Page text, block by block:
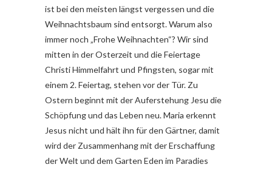
ist bei den meisten längst vergessen und die
Weihnachtsbaum sind entsorgt. Warum also
immer noch „Frohe Weihnachten“? Wir sind
mitten in der Osterzeit und die Feiertage
Christi Himmelfahrt und Pfingsten, sogar mit
einem 2. Feiertag, stehen vor der Tür. Zu
Ostern beginnt mit der Auferstehung Jesu die
Schöpfung und das Leben neu. Maria erkennt
Jesus nicht und hält ihn für den Gärtner, damit
wird der Zusammenhang mit der Erschaffung
der Welt und dem Garten Eden im Paradies